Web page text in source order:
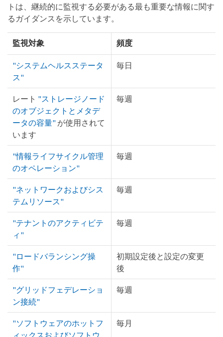
トは、継続的に監視する必要がある最も重要な情報に関す
るガイダンスを示しています。
監視対象 頻度
"システムヘルスステータ
ス"
毎日
レート "ストレージノード
のオブジェクトとメタデ
ータの容量" が使用されて
います
毎週
"情報ライフサイクル管理
のオペレーション"
毎週
"ネットワークおよびシス
テムリソース"
毎週
"テナントのアクティビテ
ィ"
毎週
"ロードバランシング操
作"
初期設定後と設定の変更
後
"グリッドフェデレーショ
ン接続"
毎週
"ソフトウェアのホットフ
ィックスおよびソフトウ
毎月